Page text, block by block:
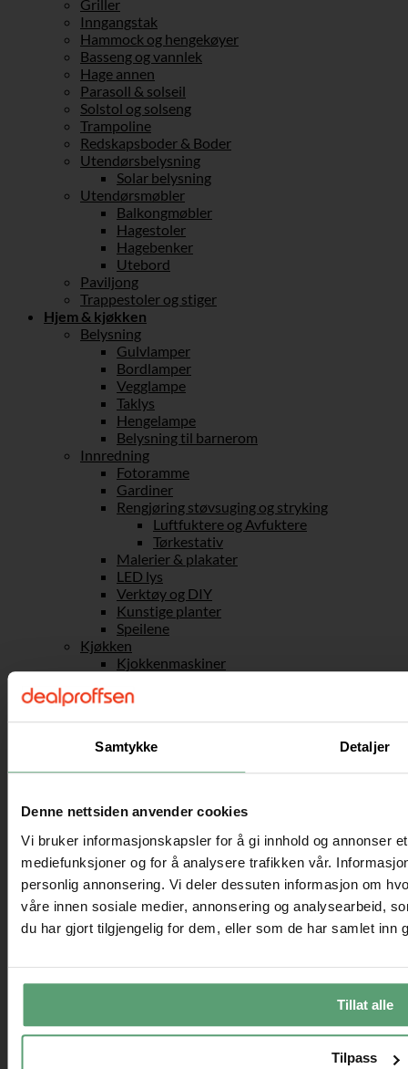
Samtykke Detaljer
Denne nettsiden anvender cookies
Vi bruker informasjonskapsler for å gi innhold og annonser
mediefunksjoner og for å analysere trafikken vår.
personlig annonsering. Vi deler dessuten informasjon om
våre innen sosiale medier, annonsering og analysearbeid,
du har gjort tilgjengelig for dem, eller som de har samlet inn
Tillat alle
Tilpass
Griller
Inngangstak
Hammock og hengekøyer
Basseng og vannlek
Hage annen
Parasoll & solseil
Solstol og solseng
Trampoline
Redskapsboder & Boder
Utendørsbelysning
Solar belysning
Utendørsmøbler
Balkongmøbler
Hagestoler
Hagebenker
Utebord
Paviljong
Trappestoler og stiger
Hjem & kjøkken
Belysning
Gulvlamper
Bordlamper
Vegglampe
Taklys
Hengelampe
Belysning til barnerom
Innredning
Fotoramme
Gardiner
Rengjøring støvsuging og stryking
Luftfuktere og Avfuktere
Tørkestativ
Malerier & plakater
LED lys
Verktøy og DIY
Kunstige planter
Speilene
Kjøkken
Kjokkenmaskiner
Postkasse
Verktøy for peiser
Ergonomiske kontorstoler
Konferansestoler
Aktiv sitting
Sadelstoler
Gaming
Gamingstoler
Skrivebord
Skuffeseksjoner til kontoret
Fotballmål